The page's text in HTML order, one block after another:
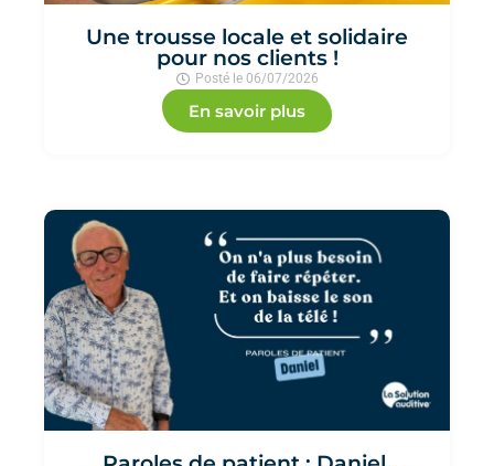
Une trousse locale et solidaire
pour nos clients !
Posté le 06/07/2026
En savoir plus